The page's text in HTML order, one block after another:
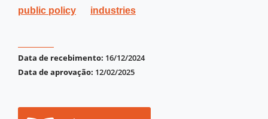
public policy
industries
Data de recebimento: 16/12/2024
Data de aprovação: 12/02/2025